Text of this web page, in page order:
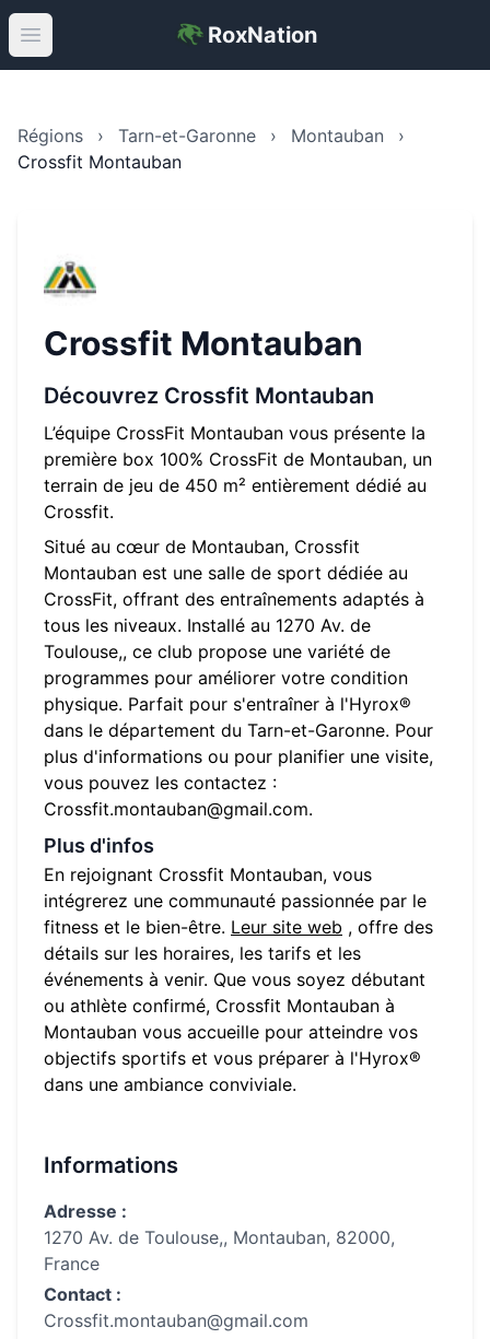
Open main menu RoxNation
Régions › Tarn-et-Garonne › Montauban
›
Crossfit Montauban
Crossfit Montauban
Découvrez Crossfit Montauban
L’équipe CrossFit Montauban vous présente la
première box 100% CrossFit de Montauban, un
terrain de jeu de 450 m² entièrement dédié au
Crossfit.
Situé au cœur de Montauban, Crossfit
Montauban est une salle de sport dédiée au
CrossFit, offrant des entraînements adaptés à
tous les niveaux. Installé au 1270 Av. de
Toulouse,, ce club propose une variété de
programmes pour améliorer votre condition
physique. Parfait pour s'entraîner à l'Hyrox®
dans le département du Tarn-et-Garonne. Pour
plus d'informations ou pour planifier une visite,
vous pouvez les contactez :
Crossfit.montauban@gmail.com.
Plus d'infos
En rejoignant Crossfit Montauban, vous
intégrerez une communauté passionnée par le
fitness et le bien-être. Leur site web , offre des
détails sur les horaires, les tarifs et les
événements à venir. Que vous soyez débutant
ou athlète confirmé, Crossfit Montauban à
Montauban vous accueille pour atteindre vos
objectifs sportifs et vous préparer à l'Hyrox®
dans une ambiance conviviale.
Informations
Adresse :
1270 Av. de Toulouse,, Montauban, 82000,
France
Contact :
Crossfit.montauban@gmail.com